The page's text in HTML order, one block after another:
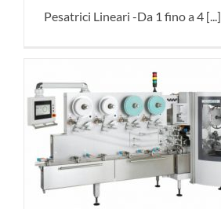
Pesatrici Lineari -Da 1 fino a 4 [...]
Theegarten-Pactec